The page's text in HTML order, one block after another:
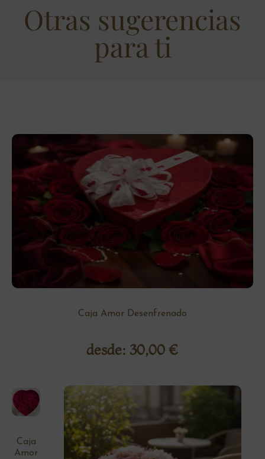
Otras sugerencias
para ti
Caja Amor Desenfrenado
desde: 30,00 €
Caja
Amor